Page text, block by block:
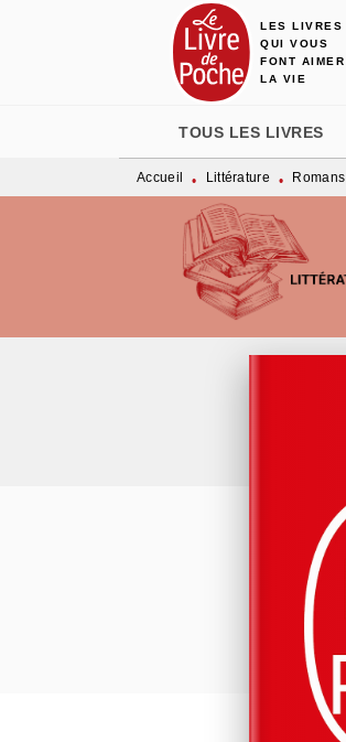
MENU RECHERCHE
LES LIVRES
QUI VOUS
FONT AIMER
LA VIE
TOUS LES LIVRES
Accueil • Littérature • Romans